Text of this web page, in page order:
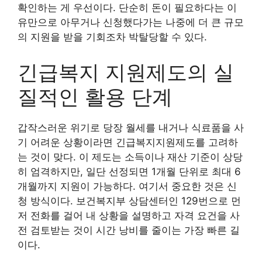
확인하는 게 우선이다. 단순히 돈이 필요하다는 이
유만으로 아무거나 신청했다가는 나중에 더 큰 규모
의 지원을 받을 기회조차 박탈당할 수 있다.
긴급복지 지원제도의 실
질적인 활용 단계
갑작스러운 위기로 당장 월세를 내거나 식료품을 사
기 어려운 상황이라면 긴급복지지원제도를 고려하
는 것이 맞다. 이 제도는 소득이나 재산 기준이 상당
히 엄격하지만, 일단 선정되면 1개월 단위로 최대 6
개월까지 지원이 가능하다. 여기서 중요한 것은 신
청 방식이다. 보건복지부 상담센터인 129번으로 먼
저 전화를 걸어 내 상황을 설명하고 자격 요건을 사
전 검토받는 것이 시간 낭비를 줄이는 가장 빠른 길
이다.